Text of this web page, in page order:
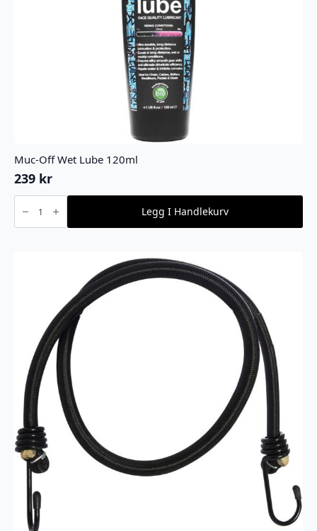
Muc-Off Wet Lube 120ml
239 kr
Muc-
Wet
Lube
Legg I Handlekurv